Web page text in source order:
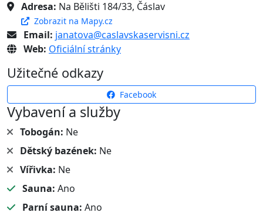
Adresa: Na Bělišti 184/33, Čáslav
Zobrazit na Mapy.cz
Email: janatova@caslavskaservisni.cz
Web: Oficiální stránky
Užitečné odkazy
Facebook
Vybavení a služby
Tobogán: Ne
Dětský bazének: Ne
Vířivka: Ne
Sauna: Ano
Parní sauna: Ano